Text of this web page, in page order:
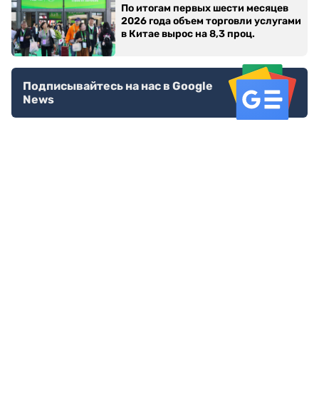
По итогам первых шести месяцев
2026 года объем торговли услугами
в Китае вырос на 8,3 проц.
Подписывайтесь на нас в Google
News